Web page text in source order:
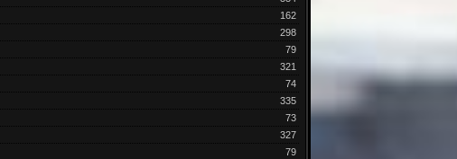
162
298
79
321
74
335
73
327
79